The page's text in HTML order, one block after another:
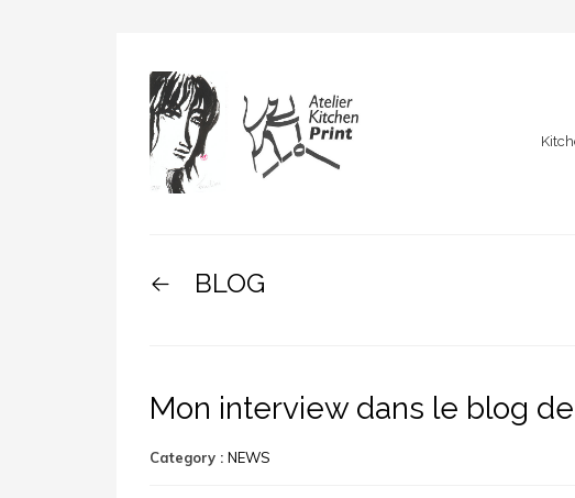
BLOG
Mon interview dans le blog
Category : NEWS